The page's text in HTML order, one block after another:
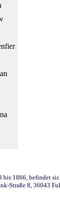
1866, befindet
Straße 8, 36043